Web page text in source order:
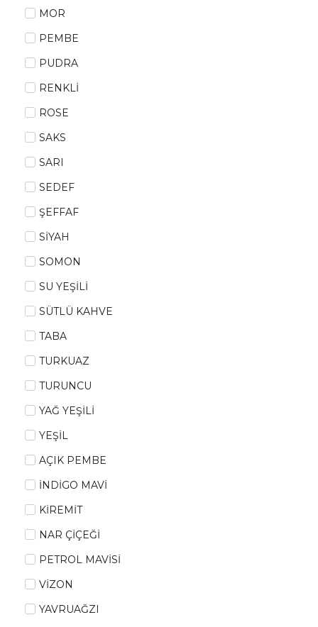
MOR
PEMBE
PUDRA
RENKLİ
ROSE
SAKS
SARI
SEDEF
ŞEFFAF
SİYAH
SOMON
SU YEŞİLİ
SÜTLÜ KAHVE
TABA
TURKUAZ
TURUNCU
YAĞ YEŞİLİ
YEŞİL
AÇIK PEMBE
İNDİGO MAVİ
KİREMİT
NAR ÇİÇEĞİ
PETROL MAVİSİ
VİZON
YAVRUAĞZI